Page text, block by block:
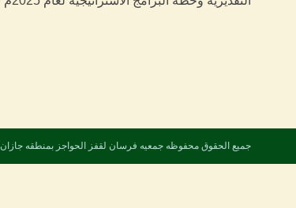
جميع الحقوق محفوظه جمعيه فرسان لقفز الحواجز بمنطقه جازان